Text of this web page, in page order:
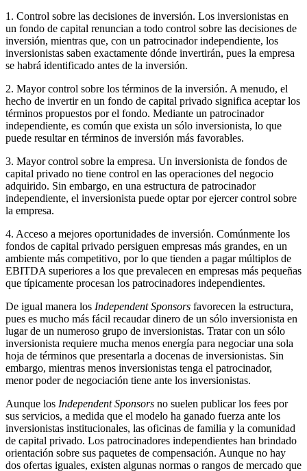
1. Control sobre las decisiones de inversión. Los inversionistas en
un fondo de capital renuncian a todo control sobre las decisiones de
inversión, mientras que, con un patrocinador independiente, los
inversionistas saben exactamente dónde invertirán, pues la empresa
se habrá identificado antes de la inversión.
2. Mayor control sobre los términos de la inversión. A menudo, el
hecho de invertir en un fondo de capital privado significa aceptar los
términos propuestos por el fondo. Mediante un patrocinador
independiente, es común que exista un sólo inversionista, lo que
puede resultar en términos de inversión más favorables.
3. Mayor control sobre la empresa. Un inversionista de fondos de
capital privado no tiene control en las operaciones del negocio
adquirido. Sin embargo, en una estructura de patrocinador
independiente, el inversionista puede optar por ejercer control sobre
la empresa.
4. Acceso a mejores oportunidades de inversión. Comúnmente los
fondos de capital privado persiguen empresas más grandes, en un
ambiente más competitivo, por lo que tienden a pagar múltiplos de
EBITDA superiores a los que prevalecen en empresas más pequeñas
que típicamente procesan los patrocinadores independientes.
De igual manera los Independent Sponsors favorecen la estructura,
pues es mucho más fácil recaudar dinero de un sólo inversionista en
lugar de un numeroso grupo de inversionistas. Tratar con un sólo
inversionista requiere mucha menos energía para negociar una sola
hoja de términos que presentarla a docenas de inversionistas. Sin
embargo, mientras menos inversionistas tenga el patrocinador,
menor poder de negociación tiene ante los inversionistas.
Aunque los Independent Sponsors no suelen publicar los fees por
sus servicios, a medida que el modelo ha ganado fuerza ante los
inversionistas institucionales, las oficinas de familia y la comunidad
de capital privado. Los patrocinadores independientes han brindado
orientación sobre sus paquetes de compensación. Aunque no hay
dos ofertas iguales, existen algunas normas o rangos de mercado que